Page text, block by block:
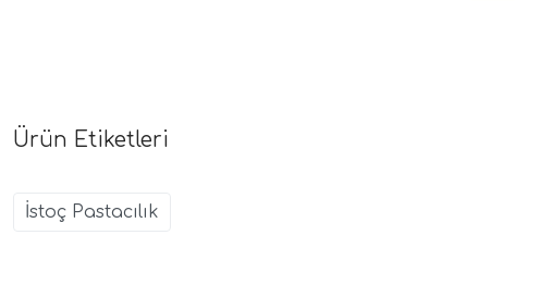
Ürün Etiketleri
İstoç Pastacılık